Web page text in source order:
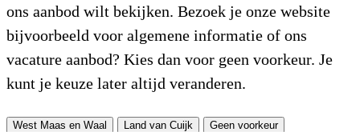
ons aanbod wilt bekijken. Bezoek je onze website
bijvoorbeeld voor algemene informatie of ons
vacature aanbod? Kies dan voor geen voorkeur. Je
kunt je keuze later altijd veranderen.
West Maas en Waal Land van Cuijk Geen voorkeur